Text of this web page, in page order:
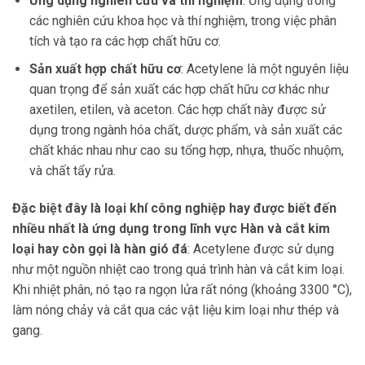
các nghiên cứu khoa học và thí nghiệm, trong việc phân
tích và tạo ra các hợp chất hữu cơ.
Sản xuất hợp chất hữu cơ: Acetylene là một nguyên liệu
quan trọng để sản xuất các hợp chất hữu cơ khác như
axetilen, etilen, và aceton. Các hợp chất này được sử
dụng trong ngành hóa chất, dược phẩm, và sản xuất các
chất khác nhau như cao su tổng hợp, nhựa, thuốc nhuộm,
và chất tẩy rửa.
Đặc biệt đây là loại khí công nghiệp hay được biết đến
nhiều nhất là ứng dụng trong lĩnh vực Hàn và cắt kim
loại hay còn gọi là hàn gió đá: Acetylene được sử dụng
như một nguồn nhiệt cao trong quá trình hàn và cắt kim loại.
Khi nhiệt phân, nó tạo ra ngọn lửa rất nóng (khoảng 3300 °C),
làm nóng chảy và cắt qua các vật liệu kim loại như thép và
gang.